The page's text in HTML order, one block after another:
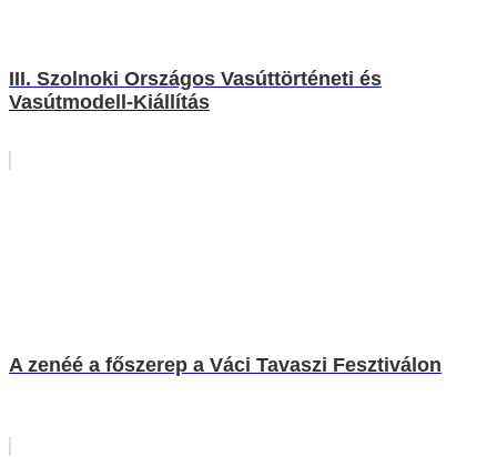
III. Szolnoki Országos Vasúttörténeti és
Vasútmodell-Kiállítás
A zenéé a főszerep a Váci Tavaszi Fesztiválon